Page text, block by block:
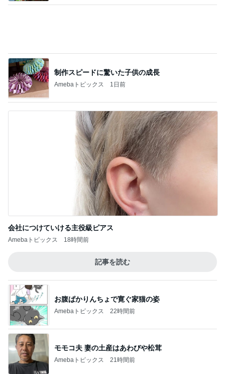
お腹ぱかりんちょで寛ぐ家猫の姿
Amebaトピックス 22時間前
モモコ夫 妻の土産はあわびや松茸
Amebaトピックス 21時間前
最近親しくなった友人のタイ土産
Amebaトピックス 1日前
Amebaトピックス 18時間前